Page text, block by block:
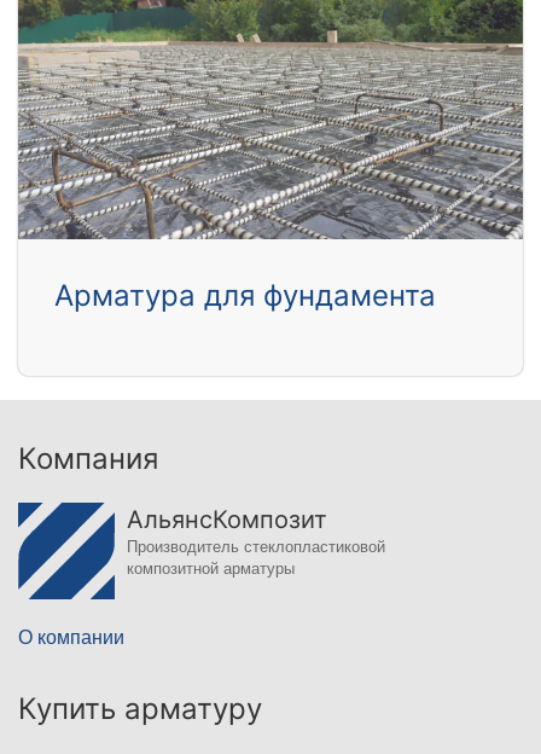
Арматура для фундамента
Компания
АльянсКомпозит
Производитель стеклопластиковой
композитной арматуры
О компании
Купить арматуру